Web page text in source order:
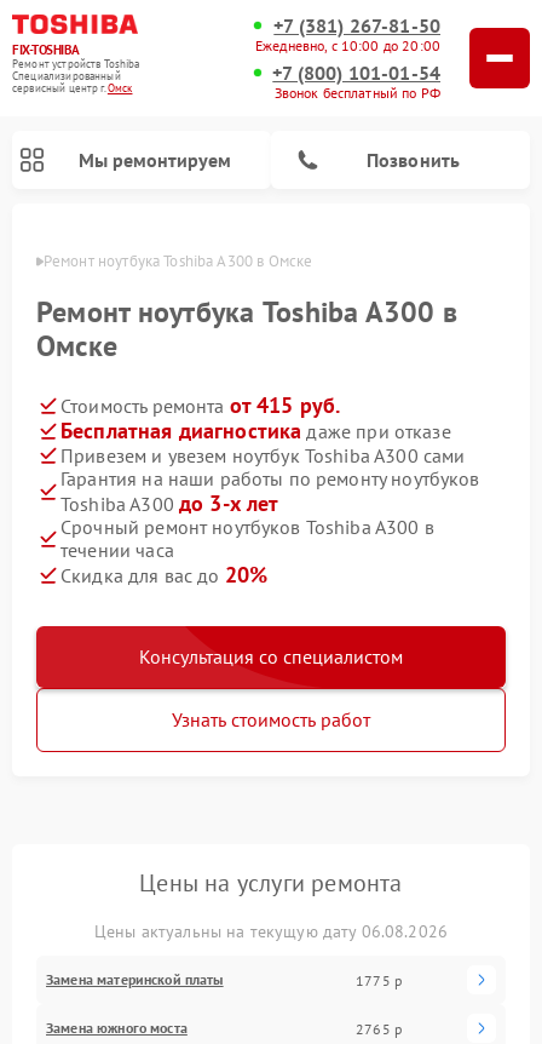
FIX-TOSHIBA
Ремонт устройств Toshiba
Специализированный
cервисный центр г.Омск
+7 (381) 267-81-50
Ежедневно, с 10:00 до 20:00
+7 (800) 101-01-54
Звонок бесплатный по РФ
Мы ремонтируем Позвонить
Ремонт ноутбука Toshiba A300 в Омске
Ремонт ноутбука Toshiba A300 в
Омске
Стоимость ремонта от 415 руб.
Бесплатная диагностика даже при отказе
Привезем и увезем ноутбук Toshiba A300 сами
Гарантия на наши работы по ремонту ноутбуков
Toshiba A300 до 3-х лет
Срочный ремонт ноутбуков Toshiba A300 в
течении часа
Скидка для вас до 20%
Консультация со специалистом
Узнать стоимость работ
Цены на услуги ремонта
Цены актуальны на текущую дату 06.08.2026
Замена материнской платы 1775 р
Замена южного моста 2765 р